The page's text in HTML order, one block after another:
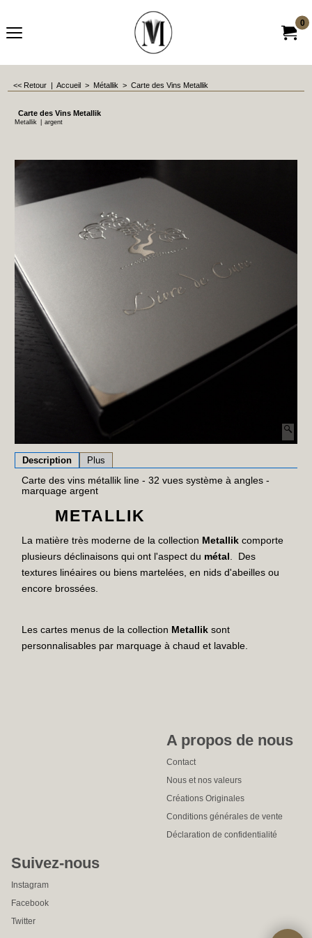
0
<< Retour | Accueil > Métallik > Carte des Vins Metallik
Carte des Vins Metallik
Metallik argent
Description
Plus
Carte des vins métallik line - 32 vues système à angles -
marquage argent
METALLIK
La matière très moderne de la collection Metallik comporte
plusieurs déclinaisons qui ont l'aspect du métal . Des
textures linéaires ou biens martelées, en nids d'abeilles ou
encore brossées.
Les cartes menus de la collection Metallik sont
personnalisables par marquage à chaud et lavable.
A propos de nous
Contact
Nous et nos valeurs
Créations Originales
Conditions générales de vente
Déclaration de confidentialité
Suivez-nous
Instagram
Facebook
Twitter